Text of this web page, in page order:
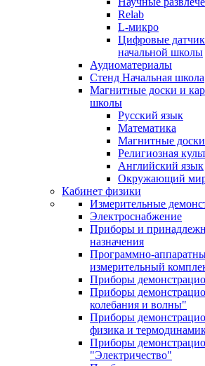
Relab
L-микро
Цифровые
начальной школы
Аудиоматериалы
Стенд Начальная школа
Магнитные доски и
школы
Русский язык
Математика
Магнитные
Религиозная
Английский язык
Окружающий
Кабинет физики
Измерительные
Электроснабжение
Приборы и
назначения
Программно-
измерительный
Приборы
Приборы
колебания и волны"
Приборы
физика и
Приборы
"Электричество"